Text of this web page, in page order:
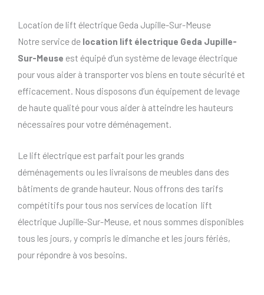
Location de lift électrique Geda Jupille-Sur-Meuse
Notre service de location lift électrique Geda Jupille-
Sur-Meuse est équipé d’un système de levage électrique
pour vous aider à transporter vos biens en toute sécurité et
efficacement. Nous disposons d’un équipement de levage
de haute qualité pour vous aider à atteindre les hauteurs
nécessaires pour votre déménagement.
Le lift électrique est parfait pour les grands
déménagements ou les livraisons de meubles dans des
bâtiments de grande hauteur. Nous offrons des tarifs
compétitifs pour tous nos services de location lift
électrique Jupille-Sur-Meuse, et nous sommes disponibles
tous les jours, y compris le dimanche et les jours fériés,
pour répondre à vos besoins.